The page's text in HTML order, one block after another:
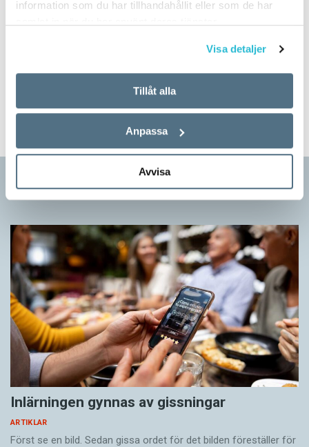
information som du har tillhandahållit eller som de har
Visa detaljer
Tillåt alla
Anpassa
Avvisa
Tidningen i brevlådan plus tillgång till webben och digital
läsning med vår app
Artiklar
Inlärningen gynnas av gissningar
ARTIKLAR
Först se en bild. Sedan gissa ordet för det bilden föreställer för